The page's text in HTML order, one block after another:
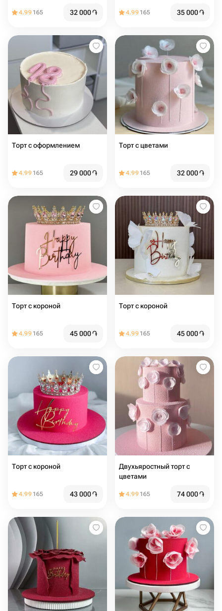
4.99 165 32 000֏ 4.99 165 35 000֏
Торт с оформлением
4.99 165 29 000֏
Торт с цветами
4.99 165 32 000֏
Торт с короной
4.99 165 45 000֏
Торт с короной
4.99 165 45 000֏
Торт с короной
4.99 165 43 000֏
Двухьяростный торт с
цветами
4.99 165 74 000֏